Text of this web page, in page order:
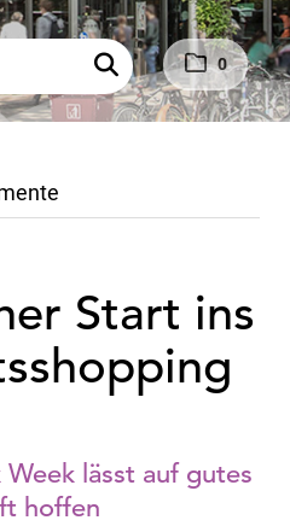
0
Start ins
Week lässt auf gutes
hoffen